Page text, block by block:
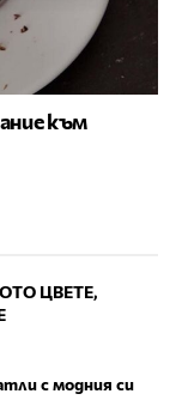
към
ЦВЕТЕ,
с модния си